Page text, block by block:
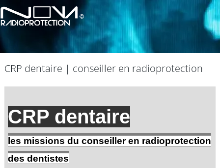
CRP dentaire | conseiller en radioprotection
CRP dentaire
les missions du conseiller en radioprotection
des dentistes